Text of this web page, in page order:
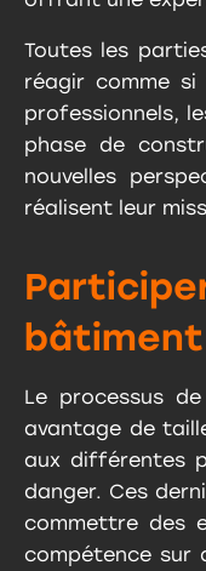
Toutes les
réagir comme
professionnels,
phase de
nouvelles
réalisent leur
Le processus
avantage de
aux différentes
danger. Ces
commettre des
compétence sur